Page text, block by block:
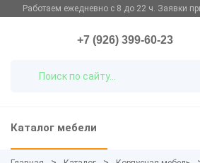
Работаем ежедневно с 8 до 22 ч. Заявки
+7 (926) 399-60-23
Каталог мебели